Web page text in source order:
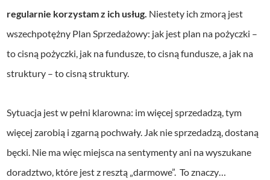
regularnie korzystam z ich usług. Niestety ich zmorą jest
wszechpotężny Plan Sprzedażowy: jak jest plan na pożyczki –
to cisną pożyczki, jak na fundusze, to cisną fundusze, a jak na
struktury – to cisną struktury.
Sytuacja jest w pełni klarowna: im więcej sprzedadzą, tym
więcej zarobią i zgarną pochwały. Jak nie sprzedadzą, dostaną
bęcki. Nie ma więc miejsca na sentymenty ani na wyszukane
doradztwo, które jest z resztą „darmowe”. To znaczy…